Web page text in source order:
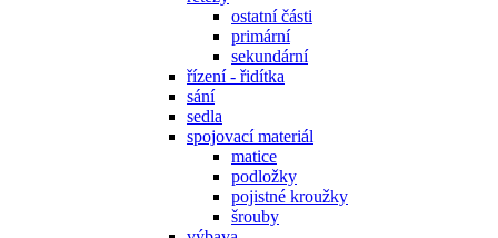
ostatní části
primární
sekundární
řízení - řidítka
sání
sedla
spojovací materiál
matice
podložky
pojistné kroužky
šrouby